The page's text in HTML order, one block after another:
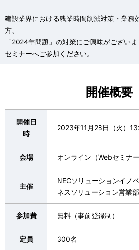
建設業界における残業時間削減対策・業務
方、
「2024年問題」の対策にご興味がござい
セミナーへご参加ください。
開催概要
開催日
時
2023年11月28日（火）
会場 オンライン（Webセミナー
主催
NECソリューションイノ
ネスソリューション営業部
参加費 無料（事前登録制）
定員 300名